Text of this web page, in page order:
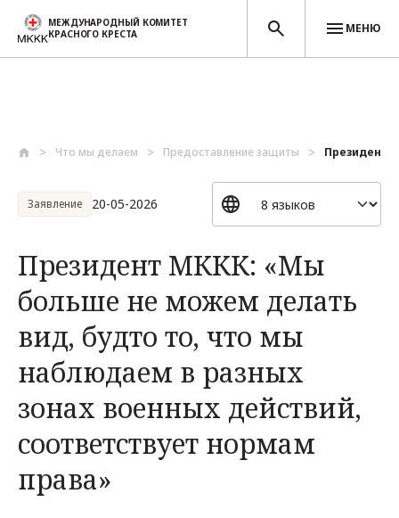
МЕЖДУНАРОДНЫЙ КОМИТЕТ
КРАСНОГО КРЕСТА
МЕНЮ
Что мы делаем Предоставление защиты Президент
Заявление 20-05-2026
Президент МККК: «Мы
больше не можем делать
вид, будто то, что мы
наблюдаем в разных
зонах военных действий,
соответствует нормам
права»